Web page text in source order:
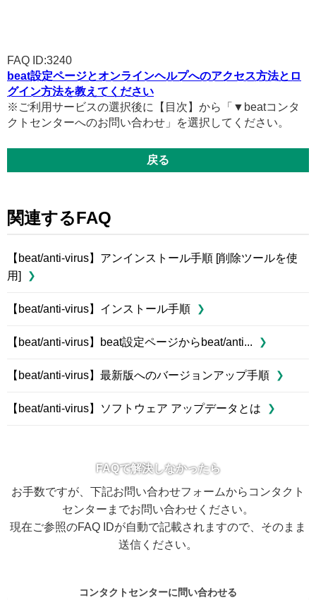
FAQ ID:3240
beat設定ページとオンラインヘルプへのアクセス方法とロ
グイン方法を教えてください
※ご利用サービスの選択後に【目次】から「▼beatコンタ
クトセンターへのお問い合わせ」を選択してください。
戻る
関連するFAQ
【beat/anti-virus】アンインストール手順 [削除ツールを使
用]
【beat/anti-virus】インストール手順
【beat/anti-virus】beat設定ページからbeat/anti...
【beat/anti-virus】最新版へのバージョンアップ手順
【beat/anti-virus】ソフトウェア アップデータとは
FAQで解決しなかったら
お手数ですが、下記お問い合わせフォームからコンタクト
センターまでお問い合わせください。
現在ご参照のFAQ IDが自動で記載されますので、そのまま
送信ください。
コンタクトセンターに問い合わせる